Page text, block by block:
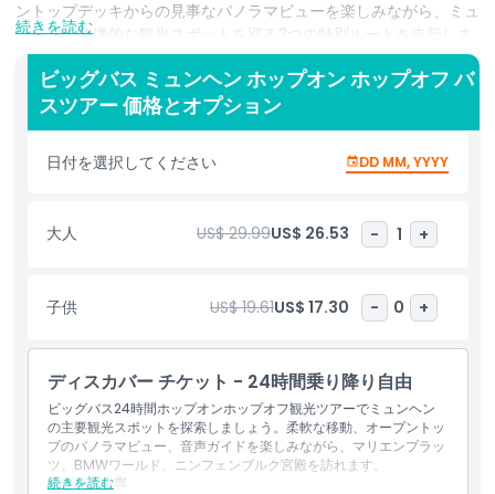
ントップデッキからの見事なパノラマビューを楽しみながら、ミュ
ンヘンの象徴的な観光スポットを巡る2つの特別ルートを走行しま
す。マリエン広場、ニンフェンブルク宮殿、オリンピアパーク、カ
ールス広場シュターフスなど、必見スポットを通過し、9か国語で
提供される楽しめる事前録音の音声解説で街の歴史や文化を学べま
す。市内各地にある複数の便利な停留所では、気軽に降りて主要な
観光地を訪れたり、写真を撮ったり、歴史的な場所を探索したり、
地元のカフェやショッピングエリアを楽しめます。準備ができた
続けられます。バスに乗ったままリラックスしたり、ミュンヘンの
ランドマークを間近で探検したり、お好みに合わせて自由に街の魅
ハイライト
含まれるもの
子供／大人ポリシー
続きを読む
ビッグバス ミュンヘン ホップオン ホップオフ バ
スツアー 価格とオプション
日付を選択してください DD MM, YYYY
大人 US$ 29.99US$ 26.53 - 1 +
子供 US$ 19.61US$ 17.30 - 0 +
ディスカバー チケット - 24時間乗り降り自由
ビッグバス24時間ホップオンホップオフ観光ツアーでミュンヘン
の主要観光スポットを探索しましょう。柔軟な移動、オープントッ
プのパノラマビュー、音声ガイドを楽しみながら、マリエンプラッ
ツ、BMWワールド、ニンフェンブルク宮殿を訪れます。
続きを読む
含まれる内容